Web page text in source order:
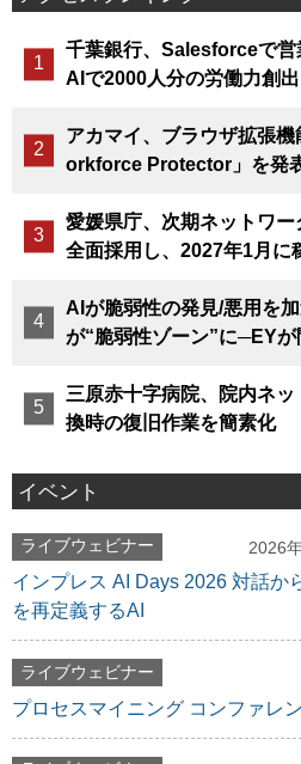
千葉銀行、Salesforceで営
AIで2000人分の労働力創
アカマイ、ブラウザ拡張
orkforce Protector」を発
愛媛県庁、次期ネットワ
全面採用し、2027年1月に
AIが脆弱性の発見/悪用を
が“脆弱性ゾーン”に─EY
三原赤十字病院、院内ネ
換時の復旧作業を簡素化
イベント
ライブウェビナー 2026
インプレス AI Days 2026 対話か
を再定義するAI
ライブウェビナー
プロセスマイニング コンファレ